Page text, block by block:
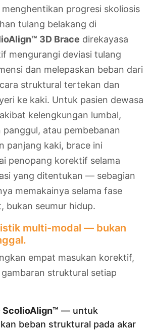
progresi skoliosis
tulang belakang di
3D Brace direkayasa
mengurangi deviasi tulang
dan melepaskan beban dari
struktural tertekan dan
ke kaki. Untuk pasien dewasa
kelengkungan lumbal,
atau pembebanan
panjang kaki, brace ini
penopang korektif selama
yang ditentukan — sebagian
memakainya selama fase
bukan seumur hidup.
multi-modal — bukan
empat masukan korektif,
struktural setiap
ScolioAlign™ — untuk
beban struktural pada akar